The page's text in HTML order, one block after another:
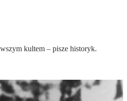
kultem – pisze historyk.